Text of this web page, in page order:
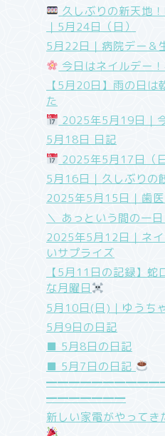
久しぶりの新天地
｜5月24日（日）
5月22日｜病院デー＆
今日はネイルデー
【5月20日】雨の日
た
2025年5月19日｜
5月18日 日記
2025年5月17日（日
5月16日｜久しぶりの
2025年5月15日｜歯
＼ あっという間の一
2025年5月12日｜ネ
いサプライズ
【5月11日の記録】
な月曜日
5月10日(日)｜ゆうち
5月9日の日記
■ 5月8日の日記
■ 5月7日の日記
━━━━━━━
新しい家電がやってき